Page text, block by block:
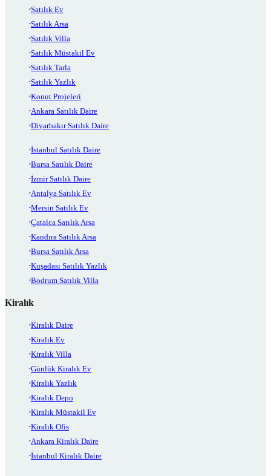
Satılık Ev
Satılık Arsa
Satılık Villa
Satılık Müstakil Ev
Satılık Tarla
Satılık Yazlık
Konut Projeleri
Ankara Satılık Daire
Diyarbakır Satılık Daire
İstanbul Satılık Daire
Bursa Satılık Daire
İzmir Satılık Daire
Antalya Satılık Ev
Mersin Satılık Ev
Çatalca Satılık Arsa
Kandıra Satılık Arsa
Bursa Satılık Arsa
Kuşadası Satılık Yazlık
Bodrum Satılık Villa
Kiralık
Kiralık Daire
Kiralık Ev
Kiralık Villa
Günlük Kiralık Ev
Kiralık Yazlık
Kiralık Depo
Kiralık Müstakil Ev
Kiralık Ofis
Ankara Kiralık Daire
İstanbul Kiralık Daire